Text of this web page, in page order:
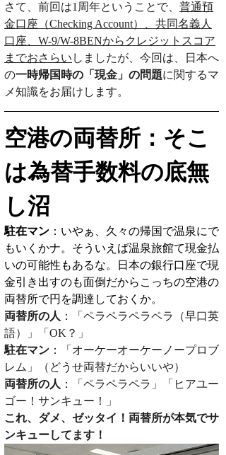
さて、前回は1周年ということで、 普通預
金口座（Checking Account）、共同名義人
口座、W-9/W-8BENからクレジットスコア
までおさらい しましたが、今回は、日本へ
の一時帰国時の「現金」の問題に関するマ
メ知識をお届けします。
空港の両替所：そこ
は為替手数料の底無
し沼
駐在マン ：いやぁ、久々の帰国で温泉にで
もいくかナ。そういえば温泉旅館て現金払
いの可能性もあるな。日本の銀行口座で現
金引き出すのも面倒だからこっちの空港の
両替所で円を調達しておくか。
両替所の人 ：「ペラペラペラペラ（早口英
語）」「OK？」
駐在マン ：「オーケーオーケーノープロブ
レム」（どうせ両替だからいいや）
両替所の人 ：「ペラペラペラ」「ヒアユー
ゴー！サンキュー！」
これ、ダメ、ゼッタイ！両替所が本気でサ
ンキューしてます！